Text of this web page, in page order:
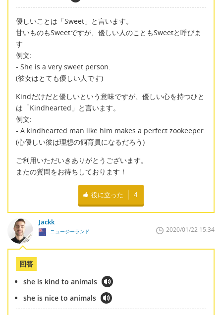
優しいことは「Sweet」と言います。
甘いものもSweetですが、優しい人のこともSweetと呼びま
す
例文:
- She is a very sweet person.
(彼女はとても優しい人です)
Kindだけだと優しいという意味ですが、優しい心を持つひと
は「Kindhearted」と言います。
例文:
- A kindhearted man like him makes a perfect zookeeper.
(心優しい彼は理想の飼育員になるだろう)
ご利用いただいきありがとうございます。
またの質問をお待ちしております！
役に立った 4
Jackk
ニュージーランド 2020/01/22 15:34
回答
she is kind to animals
she is nice to animals